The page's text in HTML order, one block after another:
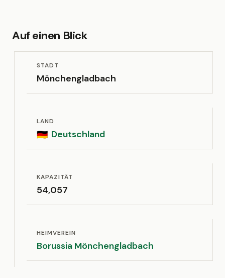
Auf einen Blick
STADT
Mönchengladbach
LAND
🇩🇪 Deutschland
KAPAZITÄT
54,057
HEIMVEREIN
Borussia Mönchengladbach